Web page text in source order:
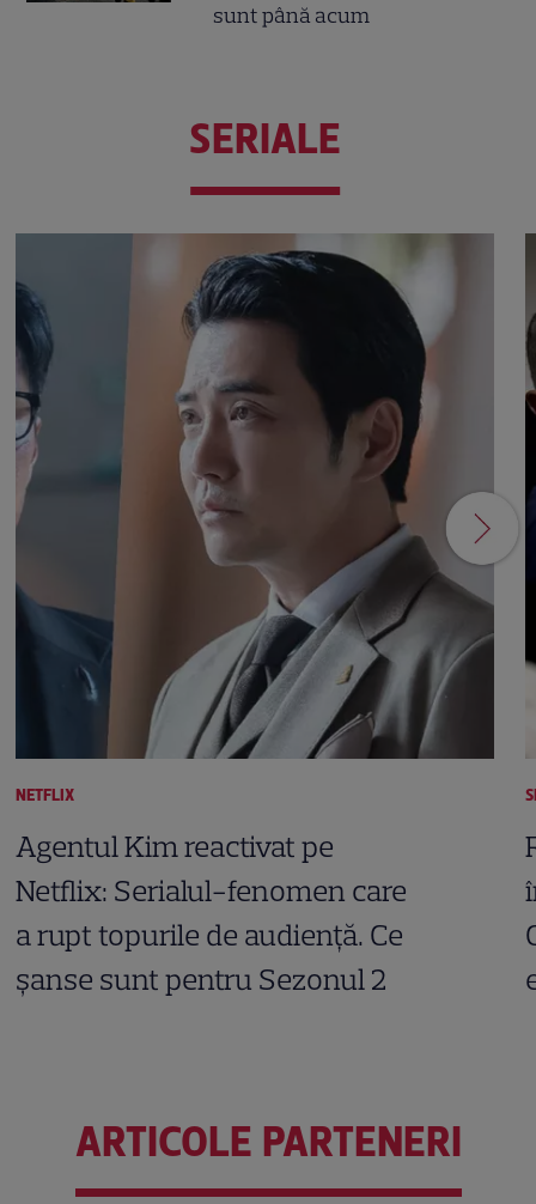
sunt până acum
SERIALE
NETFLIX
Agentul Kim reactivat pe
Netflix: Serialul-fenomen care
a rupt topurile de audiență. Ce
șanse sunt pentru Sezonul 2
ARTICOLE PARTENERI